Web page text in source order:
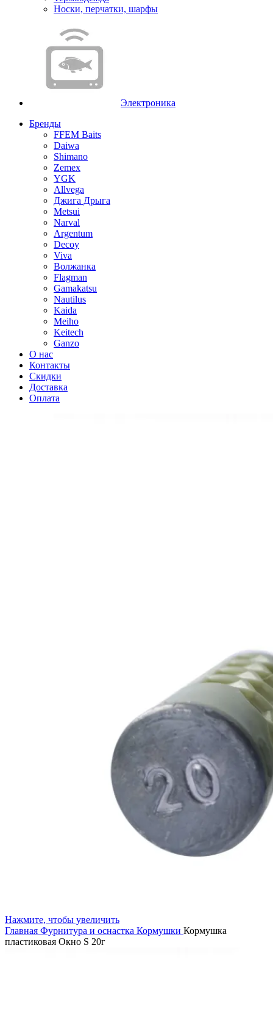
Носки, перчатки, шарфы
Электроника
Бренды
FFEM Baits
Daiwa
Shimano
Zemex
YGK
Allvega
Джига Дрыга
Metsui
Narval
Argentum
Decoy
Viva
Волжанка
Flagman
Gamakatsu
Nautilus
Kaida
Meiho
Keitech
Ganzo
О нас
Контакты
Скидки
Доставка
Оплата
Нажмите, чтобы увеличить
Главная Фурнитура и оснастка Кормушки Кормушка
пластиковая Окно S 20г